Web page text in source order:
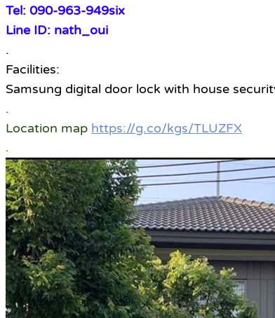
Tel: 090-963-949six
Line ID: nath_oui
.
Facilities:
Samsung digital door lock with house
.
Location map https://g.co/kgs/TLUZFX
.